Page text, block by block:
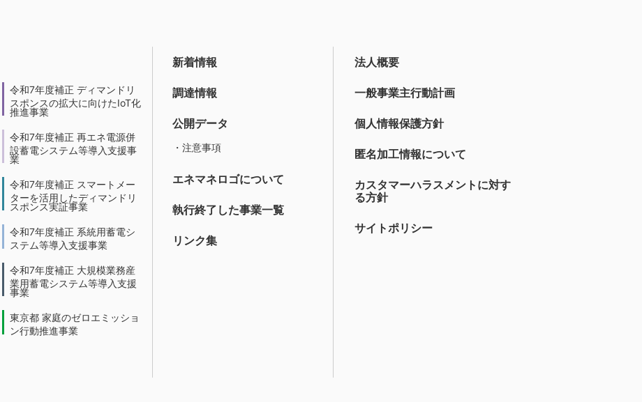
令和7年度補正 ディマンドリ
スポンスの拡大に向けたIoT化
推進事業
令和7年度補正 再エネ電源併
設蓄電システム等導入支援事
業
令和7年度補正 スマートメー
ターを活用したディマンドリ
スポンス実証事業
令和7年度補正 系統用蓄電シ
ステム等導入支援事業
令和7年度補正 大規模業務産
業用蓄電システム等導入支援
事業
東京都 家庭のゼロエミッショ
ン行動推進事業
新着情報
調達情報
公開データ
・注意事項
エネマネロゴについて
執行終了した事業一覧
リンク集
法人概要
一般事業主行動計画
個人情報保護方針
匿名加工情報について
カスタマーハラスメントに対す
る方針
サイトポリシー